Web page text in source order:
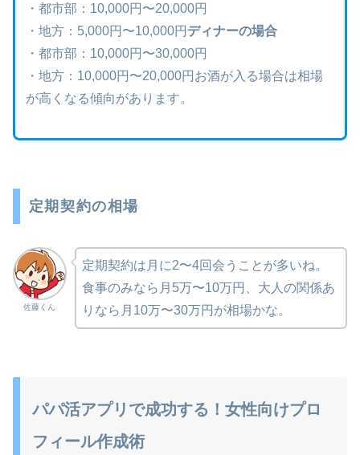
・都市部：10,000円〜20,000円
・地方：5,000円〜10,000円 ディナーの場合
・都市部：10,000円〜30,000円
・地方：10,000円〜20,000円お酒が入る場合は相場
が高くなる傾向があります。
定期契約の相場
佐藤くん
定期契約は月に2〜4回会うことが多いね。
食事のみなら月5万〜10万円、大人の関係あ
りなら月10万〜30万円が相場かな。
パパ活アプリで成功する！女性向けプロ
フィール作成術